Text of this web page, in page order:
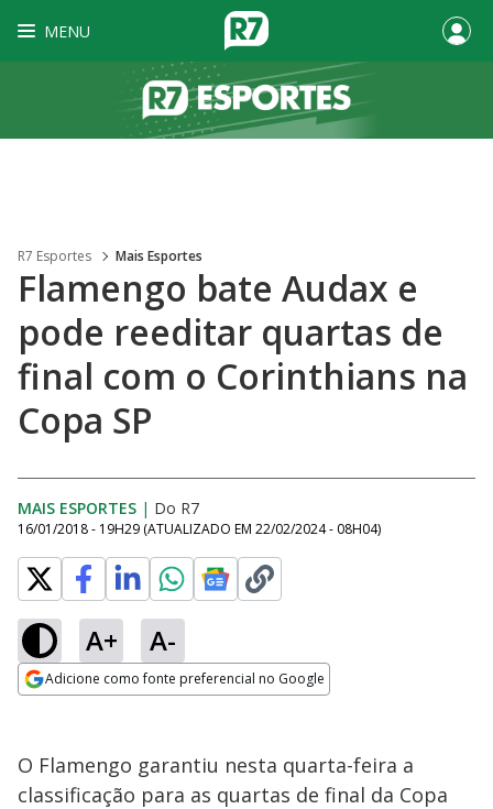
MENU
R7 Esportes Mais Esportes
Flamengo bate Audax e
pode reeditar quartas de
final com o Corinthians na
Copa SP
MAIS ESPORTES | Do R7
16/01/2018 - 19H29 (ATUALIZADO EM 22/02/2024 - 08H04)
A+ A-
Adicione como fonte preferencial no Google
O Flamengo garantiu nesta quarta-feira a
classificação para as quartas de final da Copa